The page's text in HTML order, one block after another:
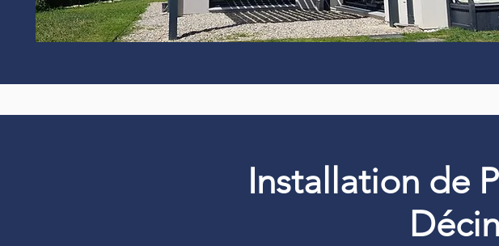
Installation de